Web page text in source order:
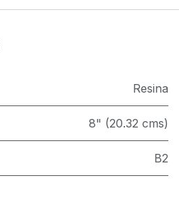
Resina
8" (20.32 cms)
B2